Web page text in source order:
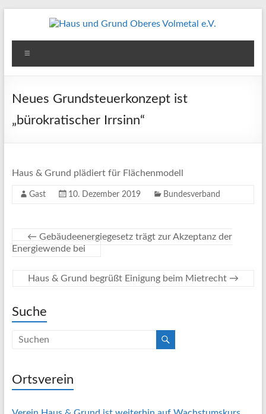
Haus
und
Grund
Oberes
Neues Grundsteuerkonzept ist
„bürokratischer Irrsinn“
Haus & Grund plädiert für Flächenmodell
Gast 10. Dezember 2019 Bundesverband
← Gebäudeenergiegesetz trägt zur Akzeptanz der
Energiewende bei
Haus & Grund begrüßt Einigung beim Mietrecht →
Suche
Ortsverein